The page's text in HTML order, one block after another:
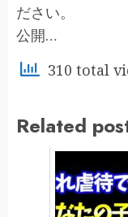
ださい。
公開…
310 total
Related